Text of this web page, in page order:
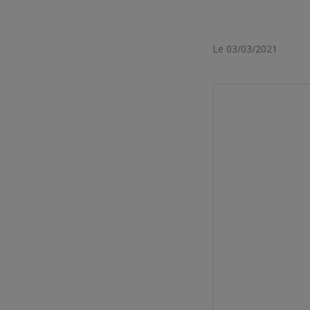
Le 03/03/2021